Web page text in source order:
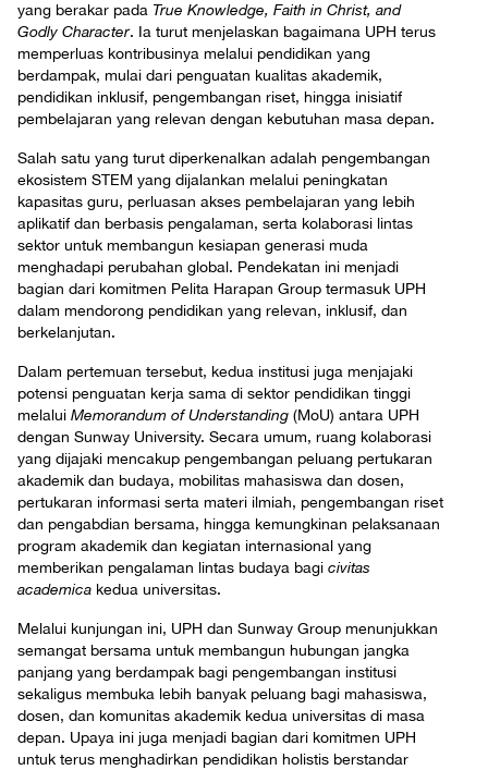
yang berakar pada True Knowledge, Faith in Christ, and
Godly Character. Ia turut menjelaskan bagaimana UPH terus
memperluas kontribusinya melalui pendidikan yang
berdampak, mulai dari penguatan kualitas akademik,
pendidikan inklusif, pengembangan riset, hingga inisiatif
pembelajaran yang relevan dengan kebutuhan masa depan.
Salah satu yang turut diperkenalkan adalah pengembangan
ekosistem STEM yang dijalankan melalui peningkatan
kapasitas guru, perluasan akses pembelajaran yang lebih
aplikatif dan berbasis pengalaman, serta kolaborasi lintas
sektor untuk membangun kesiapan generasi muda
menghadapi perubahan global. Pendekatan ini menjadi
bagian dari komitmen Pelita Harapan Group termasuk UPH
dalam mendorong pendidikan yang relevan, inklusif, dan
berkelanjutan.
Dalam pertemuan tersebut, kedua institusi juga menjajaki
potensi penguatan kerja sama di sektor pendidikan tinggi
melalui Memorandum of Understanding (MoU) antara UPH
dengan Sunway University. Secara umum, ruang kolaborasi
yang dijajaki mencakup pengembangan peluang pertukaran
akademik dan budaya, mobilitas mahasiswa dan dosen,
pertukaran informasi serta materi ilmiah, pengembangan riset
dan pengabdian bersama, hingga kemungkinan pelaksanaan
program akademik dan kegiatan internasional yang
memberikan pengalaman lintas budaya bagi civitas
academica kedua universitas.
Melalui kunjungan ini, UPH dan Sunway Group menunjukkan
semangat bersama untuk membangun hubungan jangka
panjang yang berdampak bagi pengembangan institusi
sekaligus membuka lebih banyak peluang bagi mahasiswa,
dosen, dan komunitas akademik kedua universitas di masa
depan. Upaya ini juga menjadi bagian dari komitmen UPH
untuk terus menghadirkan pendidikan holistis berstandar